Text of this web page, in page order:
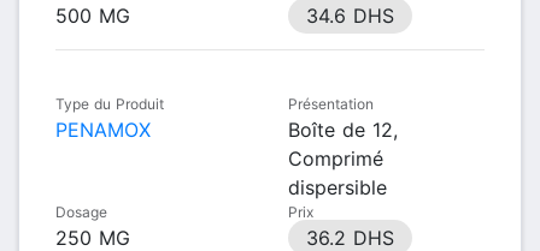
500 MG 34.6 DHS
Type du Produit
PENAMOX
Présentation
Boîte de 12,
Comprimé
dispersible
Dosage
250 MG
Prix
36.2 DHS